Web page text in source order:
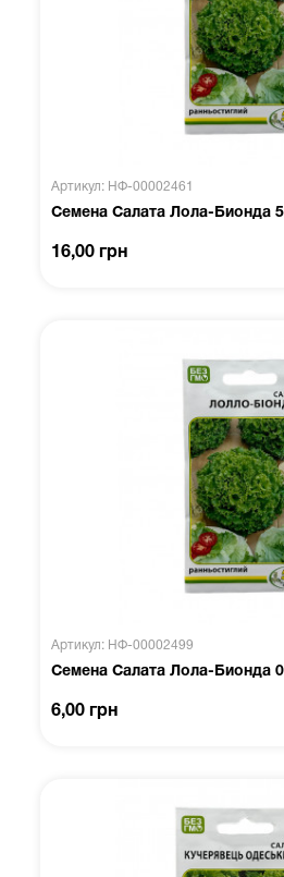
Артикул: НФ-00002461
Семена Салата Лола-Бионда
16,00 грн
Артикул: НФ-00002499
Семена Салата Лола-Бионда
6,00 грн